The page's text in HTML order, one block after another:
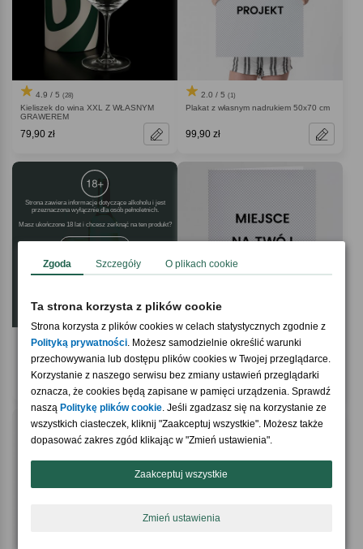
4.9 / 5 (28)
Kieliszek do wina XXL Z WŁASNYM
GRAWEREM
79,90 zł
2.0 / 5 (1)
Plakat z własnym nadrukiem 50x70 cm
99,90 zł
Strona zawiera informacje dotyczące alkoholu i jest
przeznaczona wyłącznie dla osób pełnoletnich.
Masz ukończone 18 lat i chcesz zerknąć na ten produkt
5.0 / 5(9)
Białe wino na prezent TWÓJ PROJEKT
wino z własną etykietą
89,90 zł
4.9 / 5 (436)
Kartka TWOJA KARTKA
19,90 zł
Zgoda Szczegóły O plikach cookie
Ta strona korzysta z plików cookie
Strona korzysta z plików cookies w celach statystycznych zgodnie z
Polityką prywatności. Możesz samodzielnie określić warunki
przechowywania lub dostępu plików cookies w Twojej przeglądarce.
Korzystanie z naszego serwisu bez zmiany ustawień przeglądarki
oznacza, że cookies będą zapisane w pamięci urządzenia. Sprawdź
naszą Politykę plików cookie. Jeśli zgadzasz się na korzystanie ze
wszystkich ciasteczek, kliknij "Zaakceptuj wszystkie". Możesz także
dopasować zakres zgód klikając w "Zmień ustawienia".
Zaakceptuj wszystkie
Zmień ustawienia